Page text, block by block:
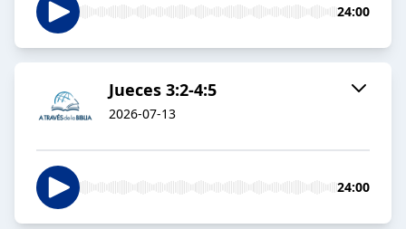
24:00
Jueces 3:2-4:5
2026-07-13
24:00